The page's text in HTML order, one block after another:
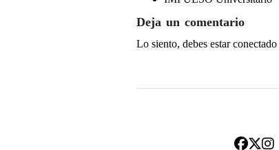
Deja un comentario
Lo siento, debes estarconectado